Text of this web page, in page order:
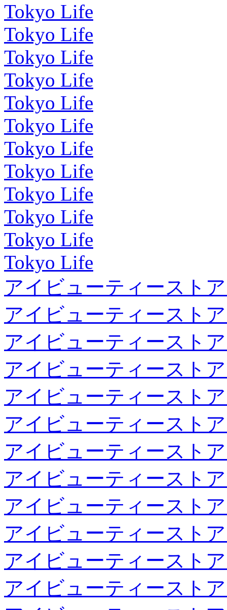
Tokyo Life
Tokyo Life
Tokyo Life
Tokyo Life
Tokyo Life
Tokyo Life
Tokyo Life
Tokyo Life
Tokyo Life
Tokyo Life
Tokyo Life
Tokyo Life
アイビューティースト
アイビューティースト
アイビューティースト
アイビューティースト
アイビューティースト
アイビューティースト
アイビューティースト
アイビューティースト
アイビューティースト
アイビューティースト
アイビューティースト
アイビューティースト